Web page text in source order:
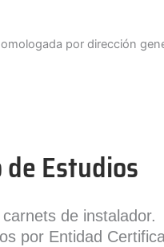
Estudios
de instalador.
por Entidad